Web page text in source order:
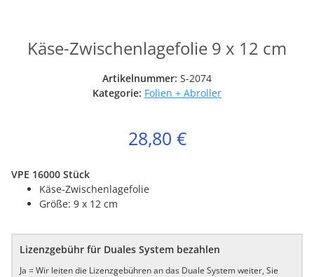
Käse-Zwischenlagefolie 9 x 12 cm
Artikelnummer: S-2074
Kategorie: Folien + Abroller
28,80 €
VPE 16000 Stück
Käse-Zwischenlagefolie
Größe: 9 x 12 cm
Lizenzgebühr für Duales System bezahlen
Ja = Wir leiten die Lizenzgebühren an das Duale System weiter, Sie